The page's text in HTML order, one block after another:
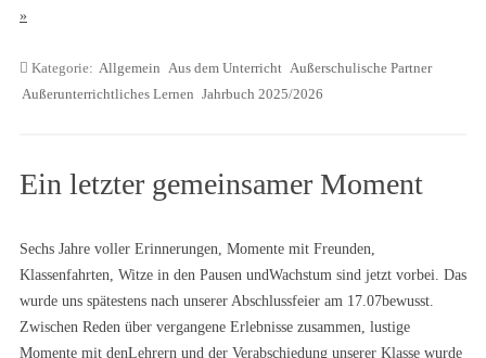
»
Kategorie: Allgemein Aus dem Unterricht Außerschulische Partner
Außerunterrichtliches Lernen Jahrbuch 2025/2026
Ein letzter gemeinsamer Moment
Sechs Jahre voller Erinnerungen, Momente mit Freunden,
Klassenfahrten, Witze in den Pausen undWachstum sind jetzt vorbei. Das
wurde uns spätestens nach unserer Abschlussfeier am 17.07bewusst.
Zwischen Reden über vergangene Erlebnisse zusammen, lustige
Momente mit denLehrern und der Verabschiedung unserer Klasse wurde